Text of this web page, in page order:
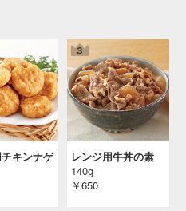
キンナゲ
レンジ用牛丼の素
140g
￥650